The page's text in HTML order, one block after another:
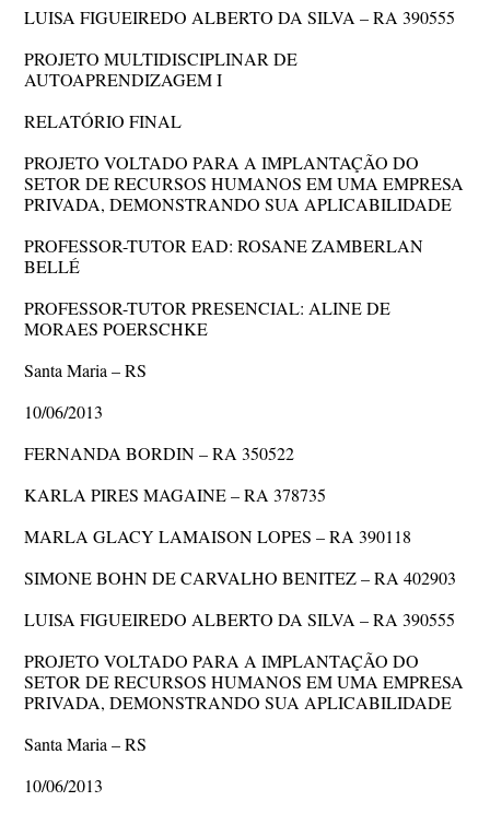
LUISA FIGUEIREDO ALBERTO DA SILVA – RA 390555
PROJETO MULTIDISCIPLINAR DE
AUTOAPRENDIZAGEM I
RELATÓRIO FINAL
PROJETO VOLTADO PARA A IMPLANTAÇÃO DO
SETOR DE RECURSOS HUMANOS EM UMA EMPRESA
PRIVADA, DEMONSTRANDO SUA APLICABILIDADE
PROFESSOR-TUTOR EAD: ROSANE ZAMBERLAN
BELLÉ
PROFESSOR-TUTOR PRESENCIAL: ALINE DE
MORAES POERSCHKE
Santa Maria – RS
10/06/2013
FERNANDA BORDIN – RA 350522
KARLA PIRES MAGAINE – RA 378735
MARLA GLACY LAMAISON LOPES – RA 390118
SIMONE BOHN DE CARVALHO BENITEZ – RA 402903
LUISA FIGUEIREDO ALBERTO DA SILVA – RA 390555
PROJETO VOLTADO PARA A IMPLANTAÇÃO DO
SETOR DE RECURSOS HUMANOS EM UMA EMPRESA
PRIVADA, DEMONSTRANDO SUA APLICABILIDADE
Santa Maria – RS
10/06/2013